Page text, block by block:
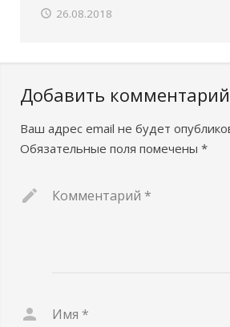
26.08.2018
Добавить комментарий
Ваш адрес email не будет
Обязательные поля помечены *
Комментарий *
Имя *